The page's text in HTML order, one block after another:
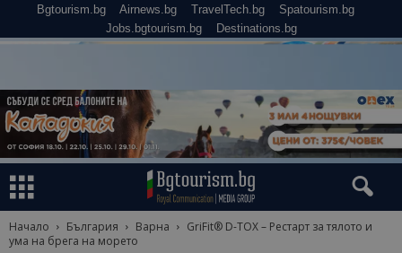
Bgtourism.bg Airnews.bg TravelTech.bg
Spatourism.bg
Jobs.bgtourism.bg
Destinations.bg
Начало България Варна
GriFit® D-TOX – Рестарт за тялото и
ума на брега на морето